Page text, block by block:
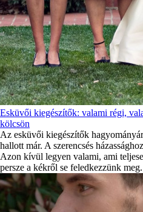
Esküvői kiegészítők: valami régi,
kölcsön
Az esküvői kiegészítők
hallott már. A szerencsés
Azon kívül legyen valami, ami
persze a kékről se feledkezzünk